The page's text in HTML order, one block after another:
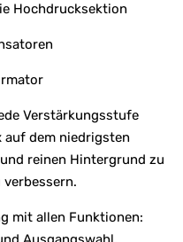
Hochdrucksektion
Verstärkungsstufe
auf dem niedrigsten
reinen Hintergrund zu
mit allen Funktionen: